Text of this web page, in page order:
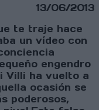
13/06/2013
te traje hace
un vídeo con
engendro
Villi ha vuelto a
ocasión se
poderosos,